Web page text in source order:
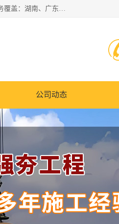
湖南业峻强夯基础工程有限公司是一家专业从事湖南强夯基础工程、强夯机租赁，地基处理的施工单位。业务覆盖：湖南、广东，江西等地。可承接1000KN.m-25000KN.m强夯（置换）工程。公司创始人是国内较早期从事强夯施工的建设者，经过多年的一步一个脚印的发展，在行业内具有较高的度和良好的口碑。
公司动态